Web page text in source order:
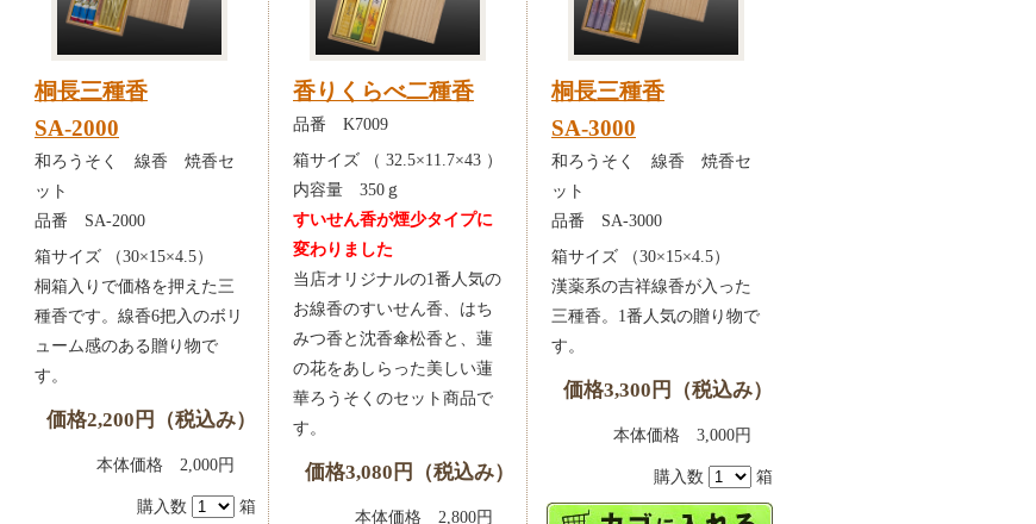
桐長三種香
SA-2000
和ろうそく 線香 焼香セ
ット
品番 SA-2000
箱サイズ （30×15×4.5）
桐箱入りで価格を押えた三
種香です。線香6把入のボリ
ューム感のある贈り物で
す。
価格2,200円（税込み）
本体価格 2,000円
購入数 箱
香りくらべ二種香
品番 K7009
箱サイズ （ 32.5×11.7×43 ）
内容量 350ｇ
すいせん香が煙少タイプに
変わりました
当店オリジナルの1番人気の
お線香のすいせん香、はち
みつ香と沈香傘松香と、蓮
の花をあしらった美しい蓮
華ろうそくのセット商品で
す。
価格3,080円（税込み）
本体価格 2,800円
桐長三種香
SA-3000
和ろうそく 線香 焼香セ
ット
品番 SA-3000
箱サイズ （30×15×4.5）
漢薬系の吉祥線香が入った
三種香。1番人気の贈り物で
す。
価格3,300円（税込み）
本体価格 3,000円
購入数 箱